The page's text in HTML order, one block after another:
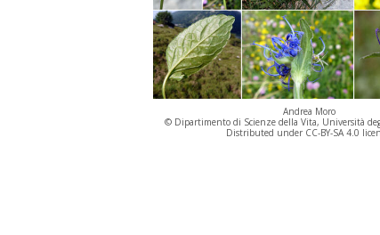
Andrea Moro
© Dipartimento di Scienze della Vita, Università
Distributed under CC-BY-SA 4.0